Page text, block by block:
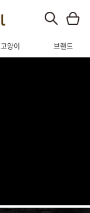
고양이 브랜드